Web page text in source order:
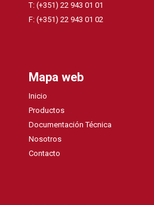
T: (+351) 22 943 01 01
F: (+351) 22 943 01 02
Mapa web
Inicio
Productos
Documentación Técnica
Nosotros
Contacto